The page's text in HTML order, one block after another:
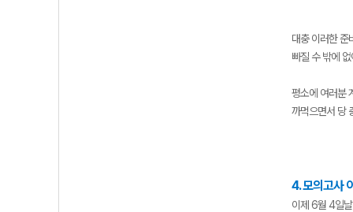
대충 이러한 준
빠질 수 밖에
평소에 여러분
까먹으면서 당
4. 모의고사
이제 6월 4일